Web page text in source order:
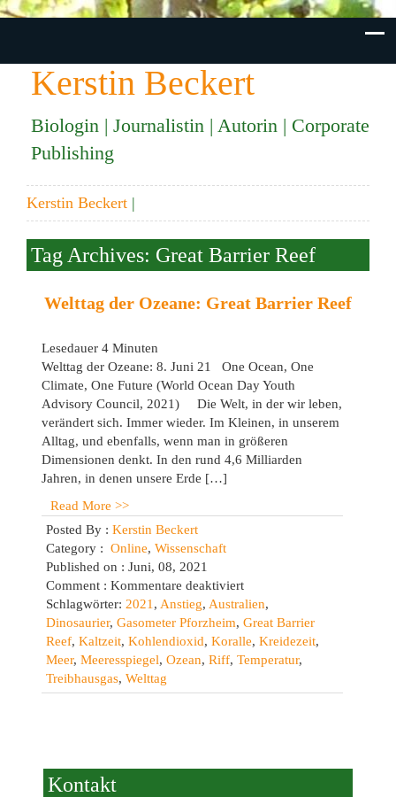
Kerstin Beckert
Biologin | Journalistin | Autorin | Corporate
Publishing
Kerstin Beckert |
Tag Archives: Great Barrier Reef
Welttag der Ozeane: Great Barrier Reef
Lesedauer 4 Minuten
Welttag der Ozeane: 8. Juni 21 One Ocean, One
Climate, One Future (World Ocean Day Youth
Advisory Council, 2021) Die Welt, in der wir leben,
verändert sich. Immer wieder. Im Kleinen, in unserem
Alltag, und ebenfalls, wenn man in größeren
Dimensionen denkt. In den rund 4,6 Milliarden
Jahren, in denen unsere Erde […]
Read More >>
Posted By : Kerstin Beckert
Category : Online, Wissenschaft
Published on : Juni, 08, 2021
Comment : Kommentare deaktiviertfür
Welttag
der
Ozeane:
Great
Reef
Schlagwörter: 2021 , Anstieg, Australien,
Dinosaurier, Gasometer Pforzheim, Great Barrier
Reef, Kaltzeit, Kohlendioxid, Koralle, Kreidezeit,
Meer, Meeresspiegel, Ozean, Riff, Temperatur,
Treibhausgas, Welttag
Kontakt